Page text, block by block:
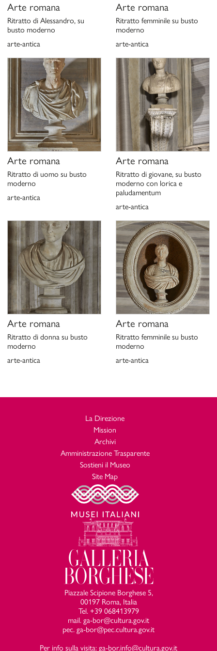
I marmi antichi della Galleria Borghese.
La collezione archeologica di Camillo e Francesco Borghese
Roma 2003, pp. 258-259, n. 253.
“Lazio e Sabina”, II, atti del convegno (a cura di) G. Ghini,
Roma 7-8 maggio 2003, pp. 187-192, in part. p. 188, note 13
e 15.
Scheda di catalogo 12/01008555, P. Moreno 1976;
aggiornamento G. Ciccarello 2020.
Arte romana
Ritratto di Alessandro, su
busto moderno
arte-antica
Arte romana
Ritratto femminile su busto
moderno
arte-antica
Arte romana
Ritratto di uomo su busto
moderno
arte-antica
Arte romana
Ritratto di giovane, su busto
moderno con lorica e
paludamentum
arte-antica
Arte romana
Ritratto di donna su busto
moderno
arte-antica
Arte romana
Ritratto femminile su busto
moderno
arte-antica
La Direzione
Mission
Archivi
Amministrazione Trasparente
Sostieni il Museo
Site Map
Piazzale Scipione Borghese 5,
00197 Roma, Italia
Tel. +39 068413979
mail. ga-bor@cultura.gov.it
pec. ga-bor@pec.cultura.gov.it
Per info sulla visita: ga-bor.info@cultura.gov.it